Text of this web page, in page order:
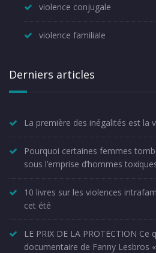
violence conjugale
violence familiale
Derniers articles
La première des inégalités est la
Pourquoi certaines femmes
sous l’emprise d’hommes
10 livres sur les violences
cet été
LE PRIX DE LA PROTECTION Ce
documentaire de Fanny Lesbros